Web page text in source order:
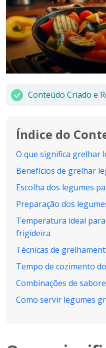
Conteúdo Criado e
Índice do
O que significa grelhar
Benefícios de grelhar
Escolha dos legumes
Preparação dos
Temperatura ideal
frigideira
Técnicas de
Tempo de cozimento
Combinações de
Como servir legumes